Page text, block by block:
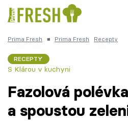
Česká kuchyně
Prima Fresh ■ Prima Fresh Recepty
RECEPTY
S Klárou v kuchyni
Fazolová
a spoustou